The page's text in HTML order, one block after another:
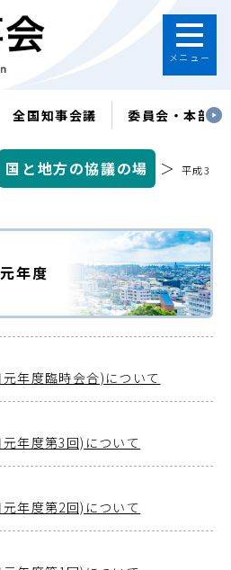
メニュー
全国知事会議 委員会・本部
国と地方の協議の場 ＞ 平成3
年度
年度臨時会合)について
年度第3回)について
年度第2回)について